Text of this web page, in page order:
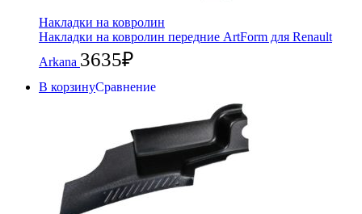
Накладки на ковролин
Накладки на ковролин передние ArtForm для Renault
Arkana 3635₽
В корзинуСравнение